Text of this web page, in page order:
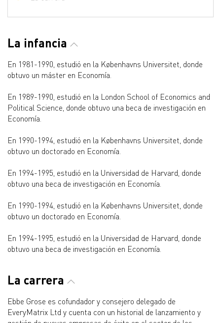
La infancia
En 1981-1990, estudió en la Københavns Universitet, donde
obtuvo un máster en Economía.
En 1989-1990, estudió en la London School of Economics and
Political Science, donde obtuvo una beca de investigación en
Economía.
En 1990-1994, estudió en la Københavns Universitet, donde
obtuvo un doctorado en Economía.
En 1994-1995, estudió en la Universidad de Harvard, donde
obtuvo una beca de investigación en Economía.
En 1990-1994, estudió en la Københavns Universitet, donde
obtuvo un doctorado en Economía.
En 1994-1995, estudió en la Universidad de Harvard, donde
obtuvo una beca de investigación en Economía.
La carrera
Ebbe Grose es cofundador y consejero delegado de
EveryMatrix Ltd y cuenta con un historial de lanzamiento y